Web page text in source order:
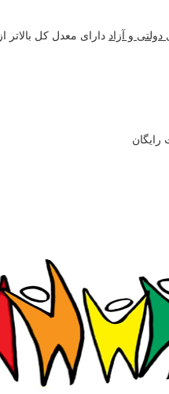
دولتی و آزاد دارای معدل کل بالاتر از ۱۸ می باشد